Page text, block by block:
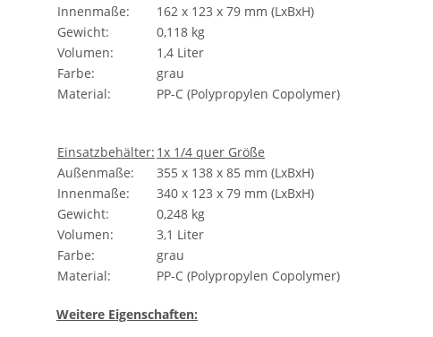
Innenmaße:
162 x 123 x 79 mm (LxBxH)
Gewicht:
0,118 kg
Volumen:
1,4 Liter
Farbe:
grau
Material:
PP-C (Polypropylen Copolymer)
Einsatzbehälter: 1x 1/4 quer Größe
Außenmaße:
355 x 138 x 85 mm (LxBxH)
Innenmaße:
340 x 123 x 79 mm (LxBxH)
Gewicht:
0,248 kg
Volumen:
3,1 Liter
Farbe:
grau
Material:
PP-C (Polypropylen Copolymer)
Weitere Eigenschaften: